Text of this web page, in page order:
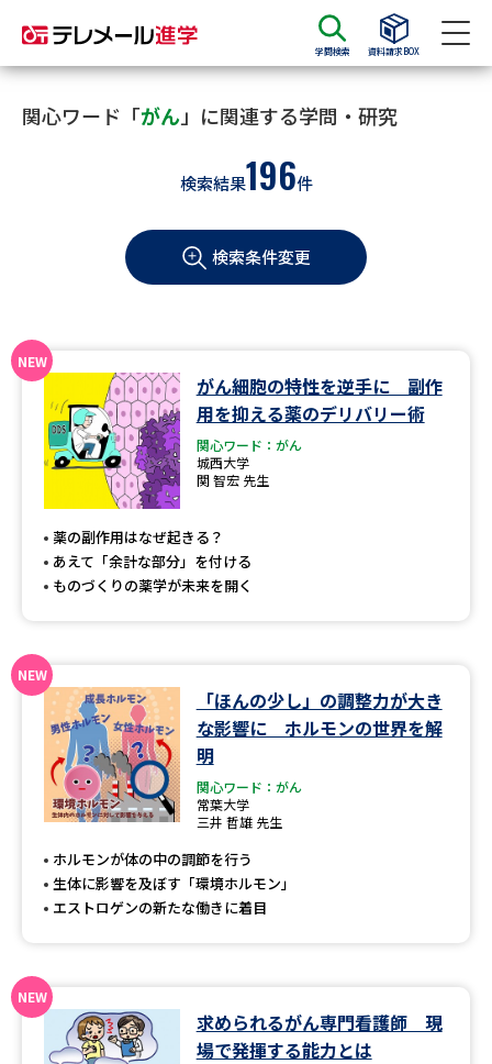
学問検索 資料請求BOX
資料請求 資料検索
大学・短大の資料種類から請求
学部・学科パンフ
過去問題集
大学・短大以外の資料から請求
専門学校の資料請求 大学院の資料請求
留学・進学関連、塾・予備校
幼稚園教員資格認定試験
高等学校（情報）教員資格認定
大学研究
大学で学べる内容や特徴を調べる
データサイエンス特集 奨学金・特待生制度特集
関心ワード「がん 」に関連する学問・研究
検索結果196件
検索条件変更
がん細胞の特性を逆手に 副作
用を抑える薬のデリバリー術
関心ワード：がん
城西大学
関 智宏 先生
薬の副作用はなぜ起きる？
あえて「余計な部分」を付ける
ものづくりの薬学が未来を開く
「ほんの少し」の調整力が大き
な影響に ホルモンの世界を解
明
関心ワード：がん
常葉大学
三井 哲雄 先生
ホルモンが体の中の調節を行う
生体に影響を及ぼす「環境ホルモン」
エストロゲンの新たな働きに着目
求められるがん専門看護師 現
場で発揮する能力とは